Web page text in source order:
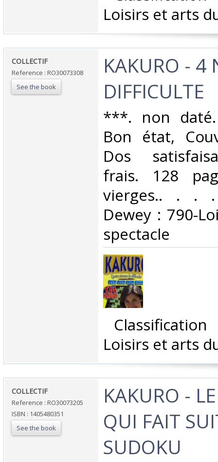
Loisirs et arts
‎COLLECTIF‎
Reference : RO30073308
See the book
‎KAKURO - 4
DIFFICULTE‎
‎***. non
Bon état,
Dos
frais. 128
vierges.. . . .
Dewey : 790-
spectacle‎
Loisirs et arts
‎COLLECTIF‎
Reference : RO30073205
ISBN : 1405480351
See the book
‎KAKURO -
QUI FAIT
SUDOKU‎